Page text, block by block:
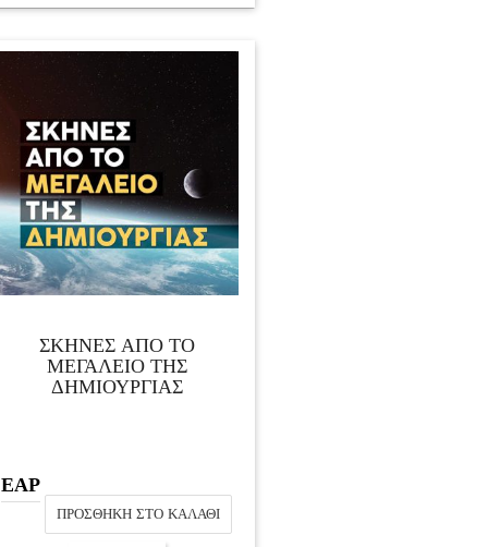
ΣΚΗΝΕΣ ΑΠΟ ΤΟ
ΜΕΓΑΛΕΙΟ ΤΗΣ
ΔΗΜΙΟΥΡΓΙΑΣ
ΕΑΡ
ΠΡΟΣΘΉΚΗ ΣΤΟ ΚΑΛΆΘΙ